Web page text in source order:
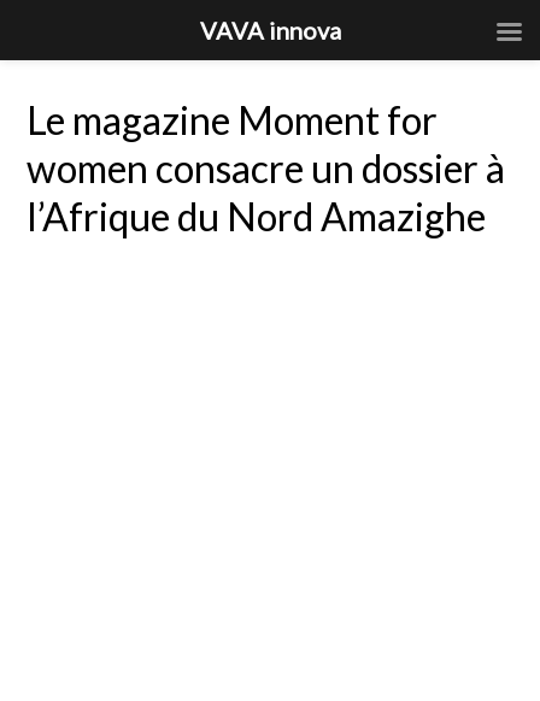
Le magazine Moment for
women consacre un dossier à
l’Afrique du Nord Amazighe
VAVA innova